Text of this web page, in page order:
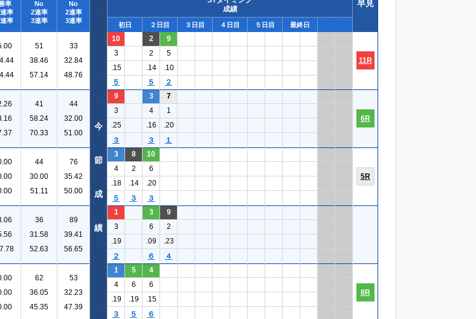
成績
早見
率
率
率
No
2連率
3連率
No
2連率
3連率
初日 ２日目 ３日目 ４日目 ５日目 最終日
51
38.46
57.14
33
32.84
48.76
10 2 9
11R
3 2
5
.15
.14
.10
５
５ ２
41
58.24
70.33
44
32.00
51.00
9 3 7
6R
3 4
1
.25
.16
.20
３
３ １
44
30.00
51.11
76
35.42
50.00
3 8 10
5R
4 2
6
.18
.14
.20
５
３ ３
36
31.58
52.63
89
39.41
56.65
1 3
9
3
6
2
.19
.09
.23
２
６ ４
62
36.05
45.35
53
32.23
47.39
1 5 4
8R
4 6
6
.19
.19
.15
３
５ ６
今
節
成
績